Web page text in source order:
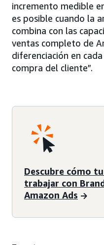
incremento medible
es posible cuando la
combina con las
ventas completo de
diferenciación en
compra del cliente”.
Descubre cómo
trabajar con
Amazon Ads